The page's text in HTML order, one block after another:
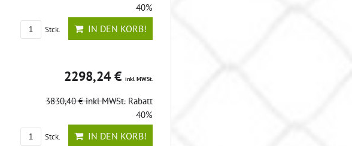
40%
Stck. IN DEN KORB!
2298,24 € inkl MWSt.
3830,40 €inkl MWSt. Rabatt
40%
Stck. IN DEN KORB!